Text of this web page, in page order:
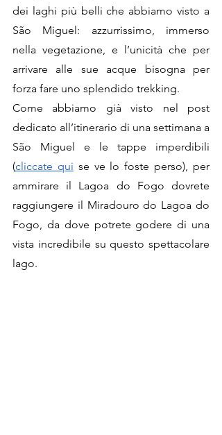
dei laghi più belli che abbiamo visto a
São Miguel: azzurrissimo, immerso
nella vegetazione, e l’unicità che per
arrivare alle sue acque bisogna per
forza fare uno splendido trekking.
Come abbiamo già visto nel post
dedicato all’itinerario di una settimana a
São Miguel e le tappe imperdibili
(cliccate qui se ve lo foste perso), per
ammirare il Lagoa do Fogo dovrete
raggiungere il Miradouro do Lagoa do
Fogo, da dove potrete godere di una
vista incredibile su questo spettacolare
lago.